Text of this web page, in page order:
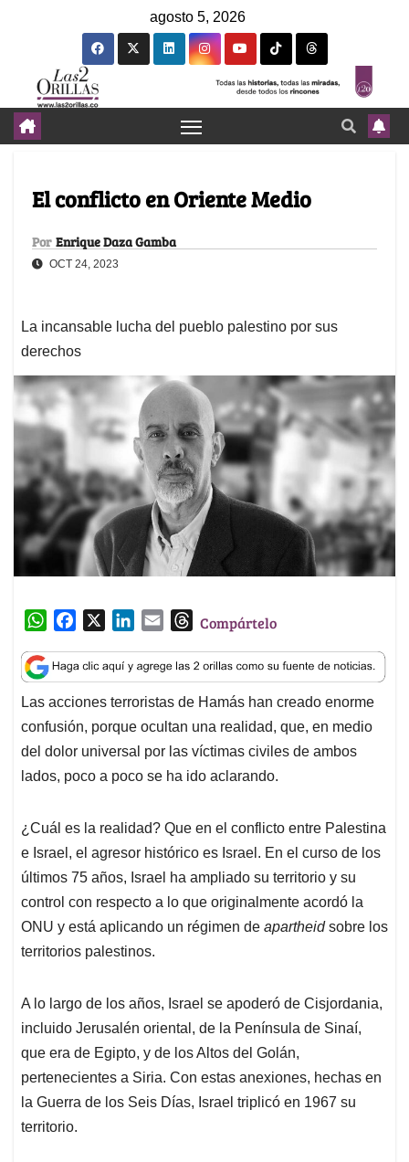
agosto 5, 2026
El conflicto en Oriente Medio
Por Enrique Daza Gamba
OCT 24, 2023
La incansable lucha del pueblo palestino por sus
derechos
W
a
t
s
A
p
p
c
e
b
o
o
k
n
k
e
d
I
n
a
i
l
T
r
e
a
d
s
Compártelo
Las acciones terroristas de Hamás han creado enorme
confusión, porque ocultan una realidad, que, en medio
del dolor universal por las víctimas civiles de ambos
lados, poco a poco se ha ido aclarando.
¿Cuál es la realidad? Que en el conflicto entre Palestina
e Israel, el agresor histórico es Israel. En el curso de los
últimos 75 años, Israel ha ampliado su territorio y su
control con respecto a lo que originalmente acordó la
ONU y está aplicando un régimen de apartheidsobre los
territorios palestinos.
A lo largo de los años, Israel se apoderó de Cisjordania,
incluido Jerusalén oriental, de la Península de Sinaí,
que era de Egipto, y de los Altos del Golán,
pertenecientes a Siria. Con estas anexiones, hechas en
la Guerra de los Seis Días, Israel triplicó en 1967 su
territorio.